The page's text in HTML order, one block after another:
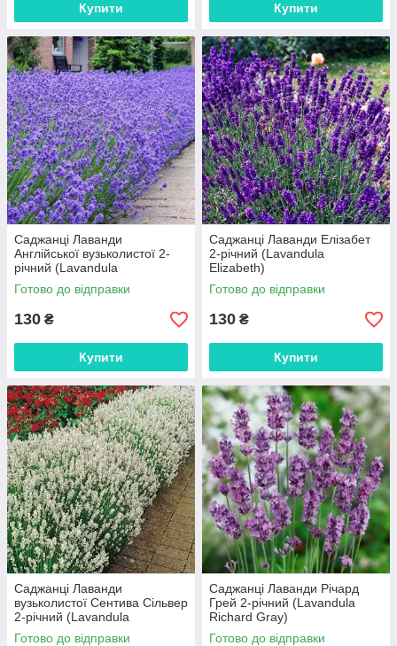
Купити Купити
Саджанці Лаванди
Англійської вузьколистої 2-
річний (Lavandula
angustifolia, officinalis L.)
Готово до відправки
130 ₴
Купити
Саджанці Лаванди Елізабет
2-річний (Lavandula
Elizabeth)
Готово до відправки
130 ₴
Купити
Саджанці Лаванди
вузьколистої Сентива Сільвер
2-річний (Lavandula
angustifolia Sentivia Silver)
Готово до відправки
Саджанці Лаванди Річард
Грей 2-річний (Lavandula
Richard Gray)
Готово до відправки